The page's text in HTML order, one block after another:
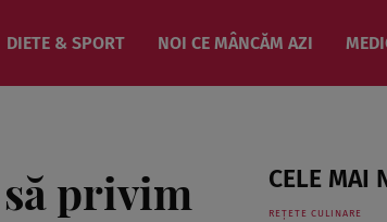
DIETE & SPORT NOI CE MÂNCĂM AZI
privim
CELE MAI
REȚETE CULINARE